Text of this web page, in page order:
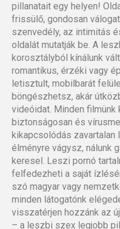
pillanatait egy helyen!
frissülő, gondosan
szenvedély, az intimitás
oldalát mutatják be. A
korosztályból kínálunk
romantikus, érzéki vagy
letisztult, mobilbarát
böngészhetsz, akár
videóidat. Minden filmünk
biztonságosan és
kikapcsolódás zavartalan
élményre vágysz, nálunk
keresel. Leszi pornó
felfedezheti a saját
szó magyar vagy
minden látogatónk
visszatérjen hozzánk az
– a leszbi szex legjobb